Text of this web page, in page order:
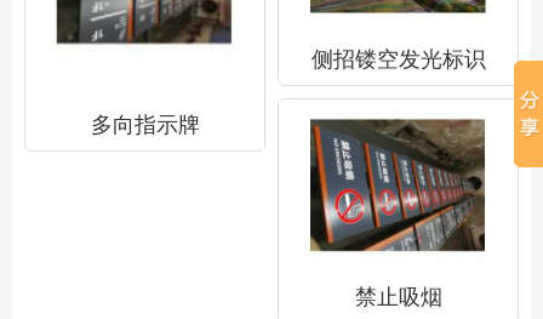
多向指示牌
侧招镂空发光标识
禁止吸烟